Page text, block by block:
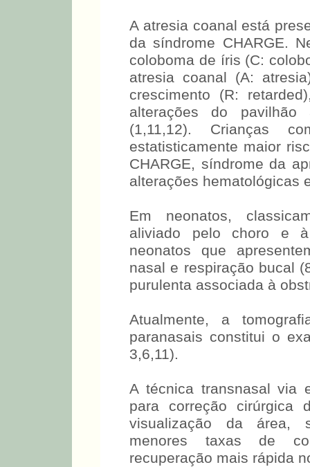
A atresia coanal está
da síndrome CHARGE.
coloboma de íris (C:
atresia coanal (A:
crescimento (R:
alterações do
(1,11,12). Crianças
estatisticamente maior
CHARGE, síndrome da
alterações hematológicas
Em neonatos,
aliviado pelo choro e
neonatos que
nasal e respiração bucal
purulenta associada à
Atualmente, a
paranasais constitui o
3,6,11).
A técnica transnasal via
para correção cirúrgica
visualização da área,
menores taxas de
recuperação mais rápida